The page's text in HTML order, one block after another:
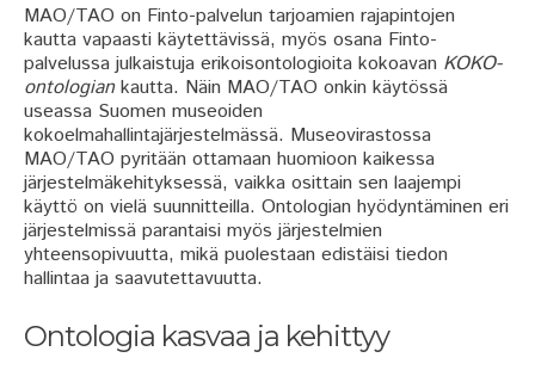
MAO/TAO on Finto-palvelun tarjoamien rajapintojen
kautta vapaasti käytettävissä, myös osana Finto-
palvelussa julkaistuja erikoisontologioita kokoavan KOKO-
ontologiankautta. Näin MAO/TAO onkin käytössä
useassa Suomen museoiden
kokoelmahallintajärjestelmässä. Museovirastossa
MAO/TAO pyritään ottamaan huomioon kaikessa
järjestelmäkehityksessä, vaikka osittain sen laajempi
käyttö on vielä suunnitteilla. Ontologian hyödyntäminen eri
järjestelmissä parantaisi myös järjestelmien
yhteensopivuutta, mikä puolestaan edistäisi tiedon
hallintaa ja saavutettavuutta.
Ontologia kasvaa ja kehittyy